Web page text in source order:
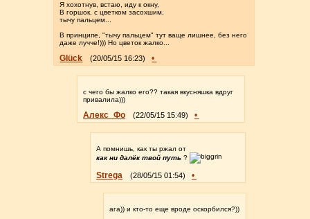
Я хохотнув, встаю, иду к окну,
В горшок, с цветком засохшим,
тычу пальцем...
В принципе, "тычу пальцем" тут ваще лишнее, без него
даже лучче!))) Но цветок жалко...
Glück (20/05/15 16:23) •
с чего бы жалко его?? такая вкусняшка вдруг
привалила)))
Алекс_Фо (22/05/15 15:49) •
А помнишь, как ты ржал от
как ни далёк твой путь ?
Strega (28/05/15 01:54) •
ага)) и кто-то еще вроде оскорбился?))